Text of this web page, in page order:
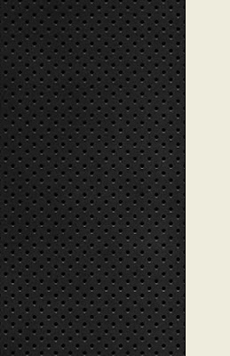
▶️
3:
1
7
ο
μ
ή
ν
α
ς
έ
χ
ει
1
3